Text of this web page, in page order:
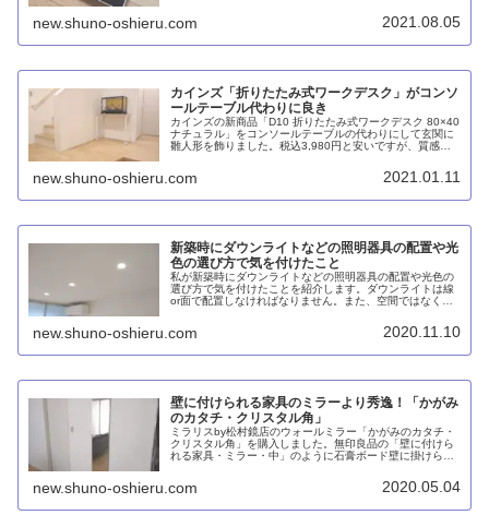
くできています。コンセントが回転式で複数のACアダプタ
も挿しやすいです。
new.shuno-oshieru.com 2021.08.05
カインズ「折りたたみ式ワークデスク」がコンソ
ールテーブル代わりに良き
カインズの新商品「D10 折りたたみ式ワークデスク 80×40
ナチュラル」をコンソールテーブルの代わりにして玄関に
雛人形を飾りました。税込3,980円と安いですが、質感は
省スペースで収納できるのもメリットです。
new.shuno-oshieru.com 2021.01.11
新築時にダウンライトなどの照明器具の配置や光
色の選び方で気を付けたこと
私が新築時にダウンライトなどの照明器具の配置や光色の
選び方で気を付けたことを紹介します。ダウンライトは線
or面で配置しなければなりません。また、空間ではなく壁
ず、コストを抑えるためにもダウンライトは必要最小限に
しました。
new.shuno-oshieru.com 2020.11.10
壁に付けられる家具のミラーより秀逸！「かがみ
のカタチ・クリスタル角」
ミラリスby松村鏡店のウォールミラー「かがみのカタチ・
クリスタル角」を購入しました。無印良品の「壁に付けら
れる家具・ミラー・中」のように石膏ボード壁に掛けられ
り付けできます。また、国産で品質が良いと思います。
new.shuno-oshieru.com 2020.05.04